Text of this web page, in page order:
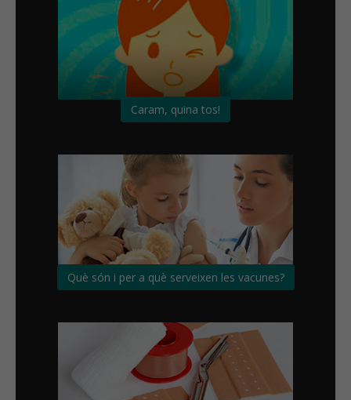
Caram, quina tos!
Què són i per a què serveixen les vacunes?